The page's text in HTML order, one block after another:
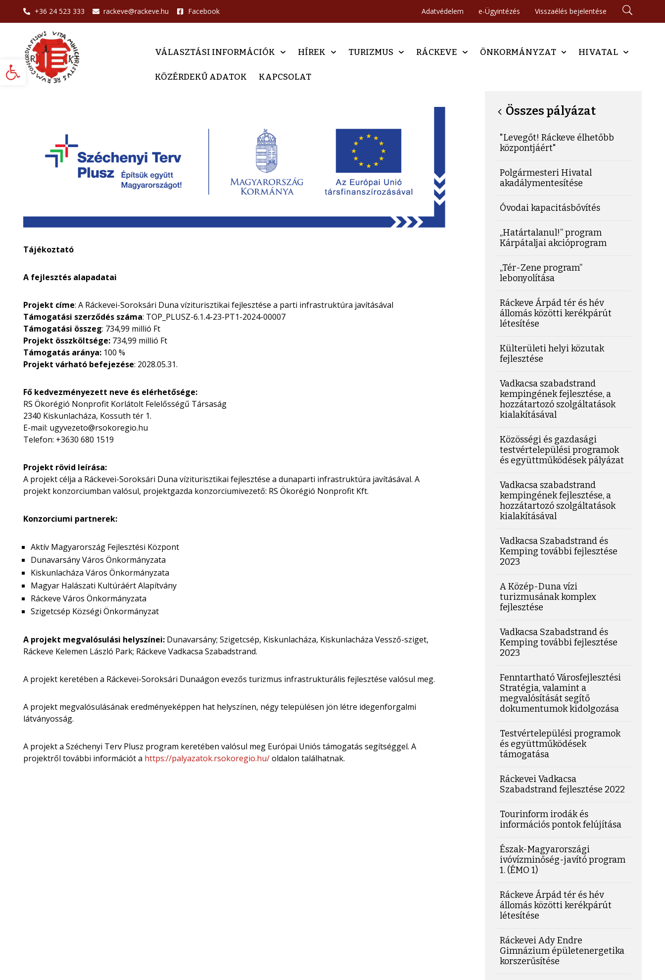
Eszköztár megnyitása
+36 24 523 333 rackeve@rackeve.hu Facebook Adatvédelem e-Ügyintézés Visszaélés bejelentése
VÁLASZTÁSI INFORMÁCIÓK HÍREK TURIZMUS RÁCKEVE ÖNKORMÁNYZAT HIVATAL
KÖZÉRDEKŰ ADATOK KAPCSOLAT
Tájékoztató
A fejlesztés alapadatai
Projekt címe: A Ráckevei-Soroksári Duna víziturisztikai fejlesztése a parti infrastruktúra javításával
Támogatási szerződés száma: TOP_PLUSZ-6.1.4-23-PT1-2024-00007
Támogatási összeg: 734,99 millió Ft
Projekt összköltsége: 734,99 millió Ft
Támogatás aránya: 100 %
Projekt várható befejezése: 2028.05.31.
Fő kedvezményezett neve és elérhetősége:
RS Ökorégió Nonprofit Korlátolt Felelősségű Társaság
2340 Kiskunlacháza, Kossuth tér 1.
E-mail: ugyvezeto@rsokoregio.hu
Telefon: +3630 680 1519
Projekt rövid leírása:
A projekt célja a Ráckevei-Soroksári Duna víziturisztikai fejlesztése a dunaparti infrastruktúra javításával. A
projekt konzorciumban valósul, projektgazda konzorciumivezető: RS Ökorégió Nonprofit Kft.
Konzorciumi partnerek:
Aktív Magyarország Fejlesztési Központ
Dunavarsány Város Önkormányzata
Kiskunlacháza Város Önkormányzata
Magyar Halászati Kultúráért Alapítvány
Ráckeve Város Önkormányzata
Szigetcsép Községi Önkormányzat
A projekt megvalósulási helyszínei: Dunavarsány; Szigetcsép, Kiskunlacháza, Kiskunlacháza Vessző-sziget,
Ráckeve Kelemen László Park; Ráckeve Vadkacsa Szabadstrand.
A projekt keretében a Ráckevei-Soroksári Dunaágon evezős turizmus infrastrukturális fejlesztése valósul meg.
A projekt megvalósulásának eredményeképpen hat helyszínen, négy településen jön létre idegenforgalmi
látványosság.
A projekt a Széchenyi Terv Plusz program keretében valósul meg Európai Uniós támogatás segítséggel. A
projektről további információt a https://palyazatok.rsokoregio.hu/oldalon találhatnak.
Összes pályázat
"Levegőt! Ráckeve élhetőbb
központjáért"
Polgármesteri Hivatal
akadálymentesítése
Óvodai kapacitásbővítés
„Határtalanul!” program
Kárpátaljai akcióprogram
„Tér-Zene program”
lebonyolítása
Ráckeve Árpád tér és hév
állomás közötti kerékpárút
létesítése
Külterületi helyi közutak
fejlesztése
Vadkacsa szabadstrand
kempingének fejlesztése, a
hozzátartozó szolgáltatások
kialakításával
Közösségi és gazdasági
testvértelepülési programok
és együttműködések pályázat
Vadkacsa szabadstrand
kempingének fejlesztése, a
hozzátartozó szolgáltatások
kialakításával
Vadkacsa Szabadstrand és
Kemping további fejlesztése
2023
A Közép-Duna vízi
turizmusának komplex
fejlesztése
Vadkacsa Szabadstrand és
Kemping további fejlesztése
2023
Fenntartható Városfejlesztési
Stratégia, valamint a
megvalósítását segítő
dokumentumok kidolgozása
Testvértelepülési programok
és együttműködések
támogatása
Ráckevei Vadkacsa
Szabadstrand fejlesztése 2022
Tourinform irodák és
információs pontok felújítása
Észak-Magyarországi
ivóvízminőség-javító program
1. (ÉMO 1)
Ráckeve Árpád tér és hév
állomás közötti kerékpárút
létesítése
Ráckevei Ady Endre
Gimnázium épületenergetika
korszerűsítése